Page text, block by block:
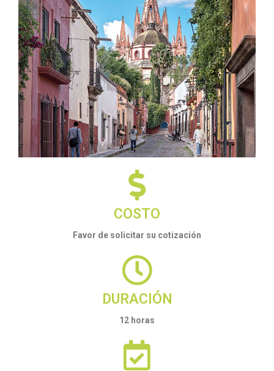
COSTO
Favor de solicitar su cotización
DURACIÓN
12 horas